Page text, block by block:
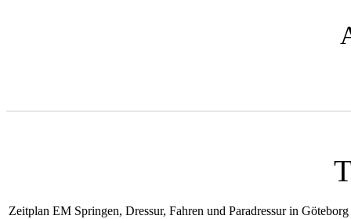
Zeitplan EM Springen, Dressur, Fahren und Paradressur in Göteborg